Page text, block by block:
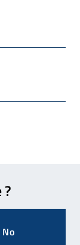
- Apertura in
finestra
di posta
meno
No